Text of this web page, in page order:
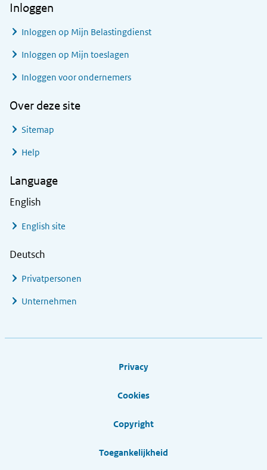
Inloggen
Inloggen op Mijn Belastingdienst
Inloggen op Mijn toeslagen
Inloggen voor ondernemers
Over deze site
Sitemap
Help
Language
English
English site
Deutsch
Privatpersonen
Unternehmen
Privacy
Cookies
Copyright
Toegankelijkheid